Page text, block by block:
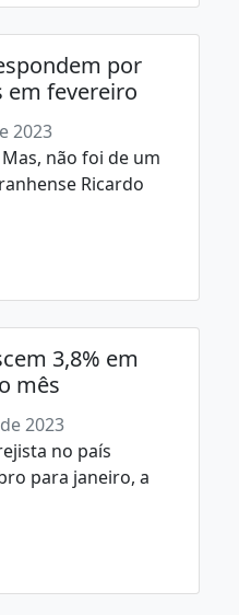
por
em fevereiro
2023
não foi de um
Ricardo
3,8% em
mês
2023
no país
para janeiro, a